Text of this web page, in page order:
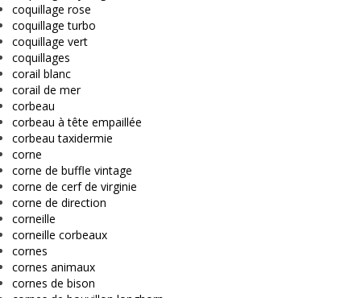
coquillage rose
coquillage turbo
coquillage vert
coquillages
corail blanc
corail de mer
corbeau
corbeau à tête empaillée
corbeau taxidermie
corne
corne de buffle vintage
corne de cerf de virginie
corne de direction
corneille
corneille corbeaux
cornes
cornes animaux
cornes de bison